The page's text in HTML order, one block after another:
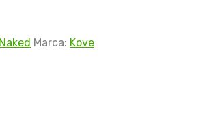
Marca: Kove